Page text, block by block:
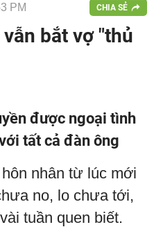
PM CHIA SẺ
bắt vợ "thủ
được ngoại tình
tất cả đàn ông
nhân từ lúc mới
no, lo chưa tới,
tuần quen biết.